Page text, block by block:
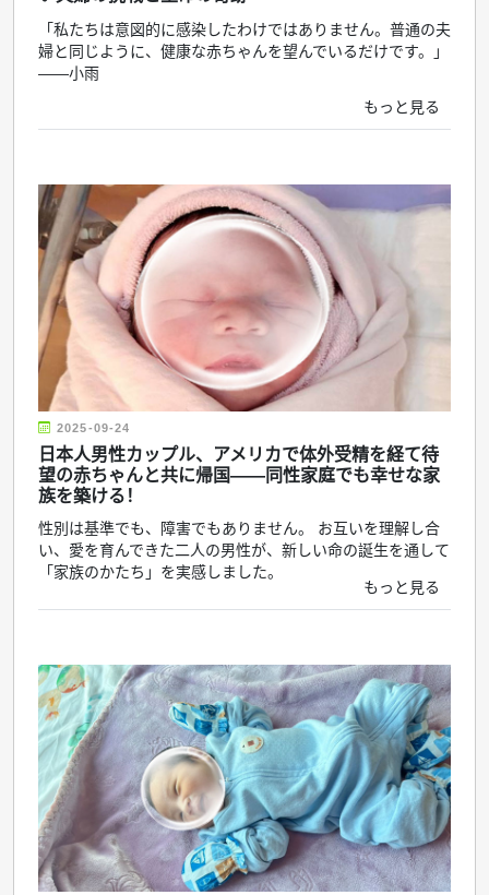
「私たちは意図的に感染したわけではありません。普通の夫
婦と同じように、健康な赤ちゃんを望んでいるだけです。」
――小雨
もっと見る
2025-09-24
日本人男性カップル、アメリカで体外受精を経て待
望の赤ちゃんと共に帰国——同性家庭でも幸せな家
族を築ける！
性別は基準でも、障害でもありません。 お互いを理解し合
い、愛を育んできた二人の男性が、新しい命の誕生を通して
「家族のかたち」を実感しました。
もっと見る